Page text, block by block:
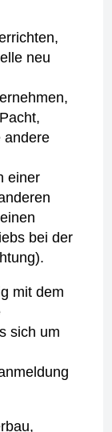
neu
andere
einer
bei der
mit dem
sich um